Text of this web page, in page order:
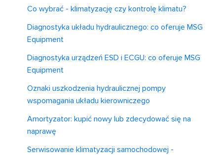
Co wybrać - klimatyzację czy kontrolę klimatu?
Diagnostyka układu hydraulicznego: co oferuje MSG
Equipment
Diagnostyka urządzeń ESD i ECGU: co oferuje MSG
Equipment
Oznaki uszkodzenia hydraulicznej pompy
wspomagania układu kierowniczego
Amortyzator: kupić nowy lub zdecydować się na
naprawę
Serwisowanie klimatyzacji samochodowej -